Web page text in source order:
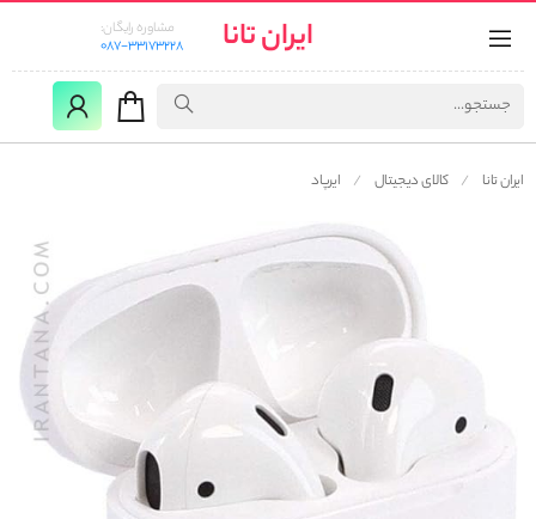
ایران تانا
مشاوره رایگان:
087-33173228
ایران تانا کالای دیجیتال ایرپاد